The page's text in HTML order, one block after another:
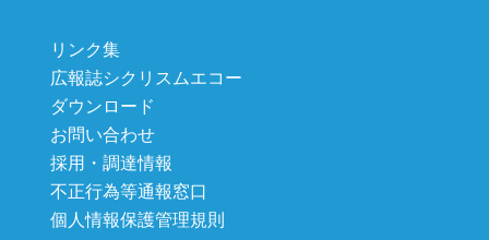
リンク集
広報誌シクリスムエコー
ダウンロード
お問い合わせ
採用・調達情報
不正行為等通報窓口
個人情報保護管理規則